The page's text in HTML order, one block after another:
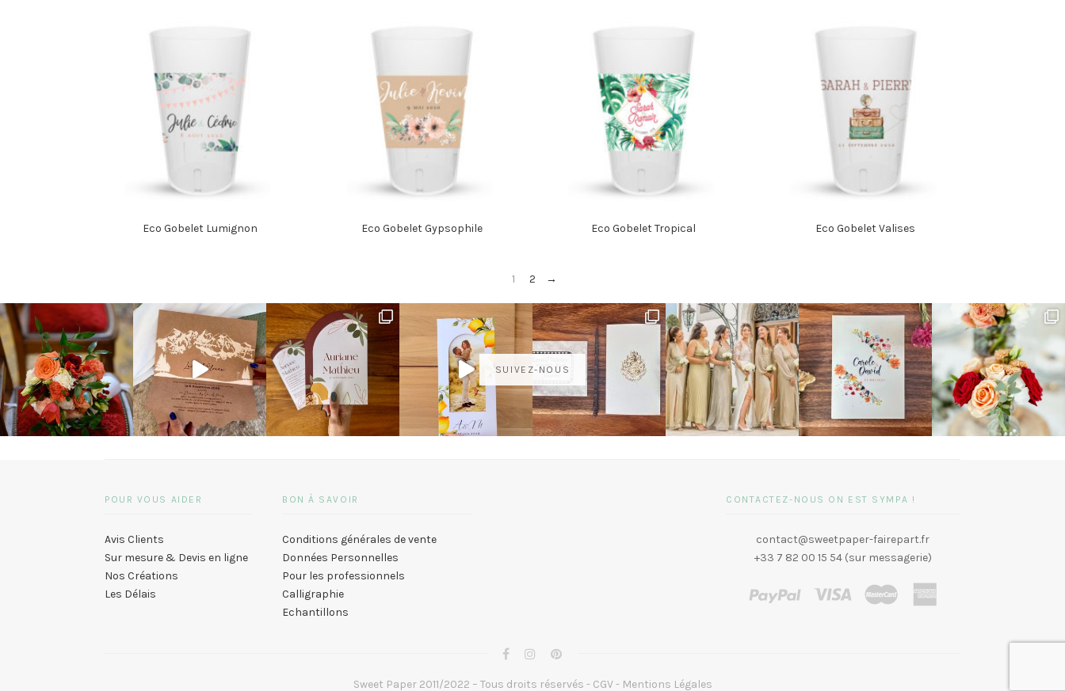
Eco Gobelet Lumignon Eco Gobelet Gypsophile Eco Gobelet Tropical Eco Gobelet Valises
1 2 →
SUIVEZ-NOUS
POUR VOUS AIDER
Avis Clients
Sur mesure & Devis en ligne
Nos Créations
Les Délais
BON À SAVOIR
Conditions générales de vente
Données Personnelles
Pour les professionnels
Calligraphie
Echantillons
CONTACTEZ-NOUS ON EST SYMPA !
contact@sweetpaper-fairepart.fr
+33 7 82 00 15 54 (sur messagerie)
Sweet Paper 2011/2022 – Tous droits réservés - CGV- Mentions Légales